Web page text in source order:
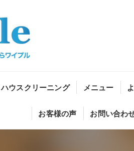
ハウスクリーニング メニュー
お客様の声 お問い合わ